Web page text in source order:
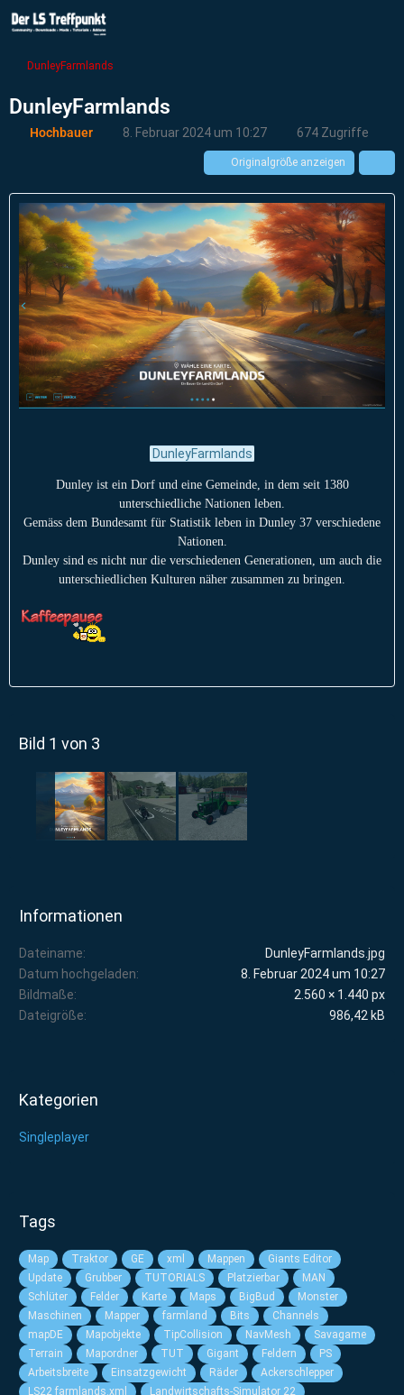
DunleyFarmlands
DunleyFarmlands
Hochbauer 8. Februar 2024 um 10:27 674 Zugriffe
Originalgröße anzeigen
DunleyFarmlands
Dunley ist ein Dorf und eine Gemeinde, in dem seit 1380
unterschiedliche Nationen leben.
Gemäss dem Bundesamt für Statistik leben in Dunley 37 verschiedene
Nationen.
Dunley sind es nicht nur die verschiedenen Generationen, um auch die
unterschiedlichen Kulturen näher zusammen zu bringen.
Bild 1 von 3
Informationen
Dateiname
DunleyFarmlands.jpg
Datum hochgeladen
8. Februar 2024 um 10:27
Bildmaße
2.560 × 1.440 px
Dateigröße
986,42 kB
Kategorien
Singleplayer
Tags
Map Traktor GE xml Mappen
Giants Editor
Update
Grubber TUTORIALS Platzierbar
MAN
Schlüter
Felder Karte Maps BigBud
Monster
Maschinen
Mapper farmland Bits
Channels
mapDE
Mapobjekte TipCollision NavMesh
Savagame
Terrain
Mapordner TUT Gigant Feldern
PS
Arbeitsbreite
Einsatzgewicht Räder
Ackerschlepper
LS22 farmlands.xml
Landwirtschafts-Simulator 22